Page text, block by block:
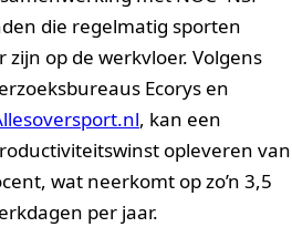
die regelmatig sporten
op de werkvloer. Volgens
Ecorys en
, kan een
opleveren van
wat neerkomt op zo’n 3,5
per jaar.